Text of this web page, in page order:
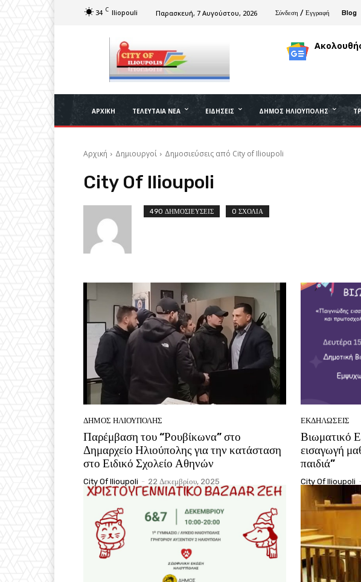
34 C Iliopouli Παρασκευή, 7 Αυγούστου, 2026 Σύνδεση / Εγγραφή Blog
ΑΡΧΙΚΉ ΤΕΛΕΥΤΑΊΑ ΝΈΑ ΕΙΔΉΣΕΙΣ ΔΉΜΟΣ ΗΛΙΟΎΠΟΛΗΣ
Αρχική Δημιουργοί Δημοσιεύσεις από City of Ilioupoli
City Of Ilioupoli
490 ΔΗΜΟΣΙΕΥΣΕΙΣ 0 ΣΧΟΛΙΑ
ΔΉΜΟΣ ΗΛΙΟΎΠΟΛΗΣ
Παρέμβαση του “Ρουβίκωνα” στο
Δημαρχείο Ηλιούπολης για την κατάσταση
στο Ειδικό Σχολείο Αθηνών
City Of Ilioupoli - 22 Δεκεμβρίου, 2025
ΕΚΔΗΛΏΣΕΙΣ
Βιωματικό
εισαγωγή
παιδιά”
City Of Ilioupoli -